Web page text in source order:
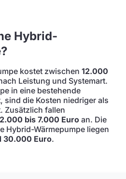
Hybrid-
kostet zwischen 12.000
Leistung und Systemart.
in eine bestehende
sind die Kosten niedriger als
Zusätzlich fallen
bis 7.000 Euro an. Die
Hybrid-Wärmepumpe liegen
30.000 Euro.